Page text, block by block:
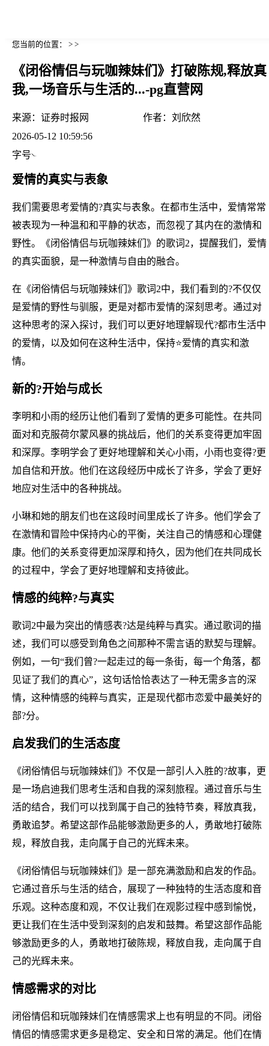
您当前的位置： > >
《闭俗情侣与玩咖辣妹们》打破陈规,释放真
我,一场音乐与生活的...-pg直营网
来源： 证券时报网 作者： 刘欣然
2026-05-12 10:59:56
字号
爱情的真实与表象
我们需要思考爱情的?真实与表象。在都市生活中，爱情常常
被表现为一种温和和平静的状态，而忽视了其内在的激情和
野性。《闭俗情侣与玩咖辣妹们》的歌词2，提醒我们，爱情
的真实面貌，是一种激情与自由的融合。
在《闭俗情侣与玩咖辣妹们》歌词2中，我们看到的?不仅仅
是爱情的野性与驯服，更是对都市爱情的深刻思考。通过对
这种思考的深入探讨，我们可以更好地理解现代?都市生活中
的爱情，以及如何在这种生活中，保持⭐爱情的真实和激
情。
新的?开始与成长
李明和小雨的经历让他们看到了爱情的更多可能性。在共同
面对和克服荷尔蒙风暴的挑战后，他们的关系变得更加牢固
和深厚。李明学会了更好地理解和关心小雨，小雨也变得?更
加自信和开放。他们在这段经历中成长了许多，学会了更好
地应对生活中的各种挑战。
小琳和她的朋友们也在这段时间里成长了许多。他们学会了
在激情和冒险中保持内心的平衡，关注自己的情感和心理健
康。他们的关系变得更加深厚和持久，因为他们在共同成长
的过程中，学会了更好地理解和支持彼此。
情感的纯粹?与真实
歌词2中最为突出的情感表?达是纯粹与真实。通过歌词的描
述，我们可以感受到角色之间那种不需言语的默契与理解。
例如，一句“我们曾?一起走过的每一条街，每一个角落，都
见证了我们的真心”，这句话恰恰表达了一种无需多言的深
情，这种情感的纯粹与真实，正是现代都市恋爱中最美好的
部?分。
启发我们的生活态度
《闭俗情侣与玩咖辣妹们》不仅是一部引人入胜的?故事，更
是一场启迪我们思考生活和自我的深刻旅程。通过音乐与生
活的结合，我们可以找到属于自己的独特节奏，释放真我，
勇敢追梦。希望这部作品能够激励更多的人，勇敢地打破陈
规，释放自我，走向属于自己的光辉未来。
《闭俗情侣与玩咖辣妹们》是一部充满激励和启发的作品。
它通过音乐与生活的结合，展现了一种独特的生活态度和音
乐观。这种态度和观，不仅让我们在观影过程中感到愉悦，
更让我们在生活中受到深刻的启发和鼓舞。希望这部作品能
够激励更多的人，勇敢地打破陈规，释放自我，走向属于自
己的光辉未来。
情感需求的对比
闭俗情侣和玩咖辣妹们在情感需求上也有明显的不同。闭俗
情侣的情感需求更多是稳定、安全和日常的满足。他们在情